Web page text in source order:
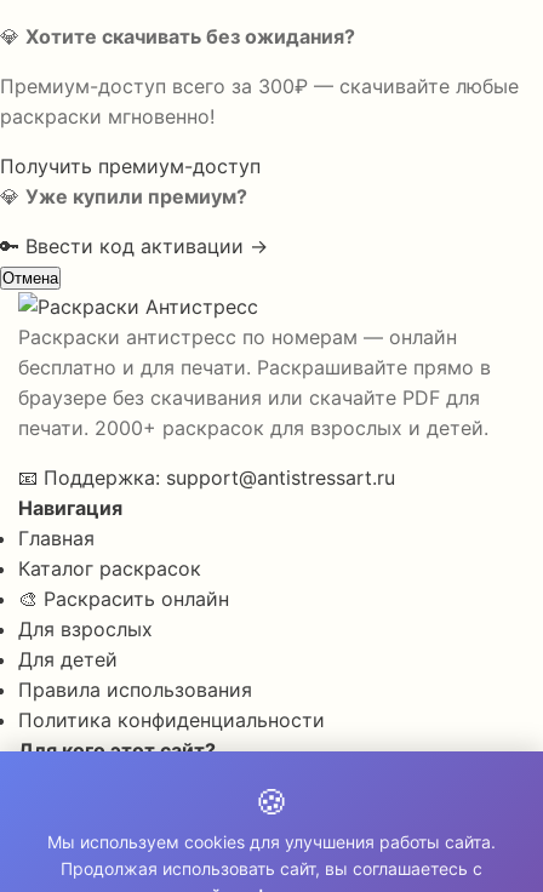
💎 Хотите скачивать без ожидания?
Премиум-доступ всего за 300₽ — скачивайте любые
раскраски мгновенно!
Получить премиум-доступ
💎 Уже купили премиум?
🔑 Ввести код активации →
Отмена
Раскраски антистресс по номерам — онлайн
бесплатно и для печати. Раскрашивайте прямо в
браузере без скачивания или скачайте PDF для
печати. 2000+ раскрасок для взрослых и детей.
📧 Поддержка: support@antistressart.ru
Навигация
Главная
Каталог раскрасок
🎨 Раскрасить онлайн
Для взрослых
Для детей
Правила использования
Политика конфиденциальности
Для кого этот сайт?
🎨 Для развития креативности
🧘 Для медитации и расслабления
👨‍👩‍👧‍👦 Для семейного досуга
🍪
Мы используем cookies для улучшения работы сайта.
Продолжая использовать сайт, вы соглашаетесь с